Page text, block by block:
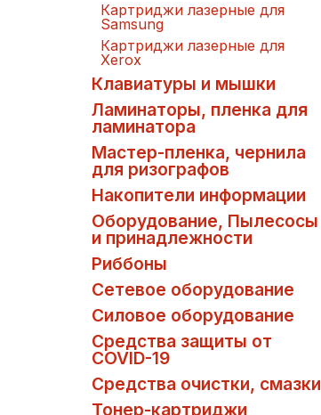
Картриджи лазерные для
Samsung
Картриджи лазерные для
Xerox
Клавиатуры и мышки
Ламинаторы, пленка для
ламинатора
Мастер-пленка, чернила
для ризографов
Накопители информации
Оборудование, Пылесосы
и принадлежности
Риббоны
Сетевое оборудование
Силовое оборудование
Средства защиты от
COVID-19
Средства очистки, смазки
Тонер-картриджи